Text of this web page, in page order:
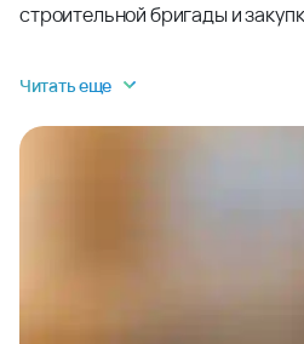
строительной бригады и
Читать еще